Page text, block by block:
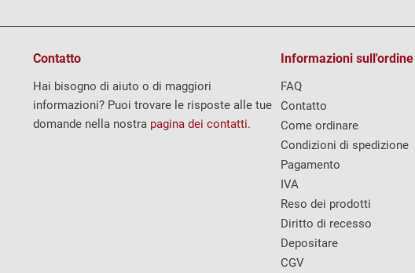
Contatto
Hai bisogno di aiuto o di maggiori
informazioni? Puoi trovare le risposte alle tue
domande nella nostra pagina dei contatti.
Informazioni sull'ordine
FAQ
Contatto
Come ordinare
Condizioni di spedizione
Pagamento
IVA
Reso dei prodotti
Diritto di recesso
Depositare
CGV